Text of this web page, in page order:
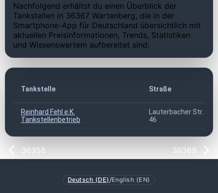
Nachfolgend erhältst du einen Überblick der
Tankstellen in 36367 Wartenberg, die in der
Smartphone-App für Deutschland übersichtlich mit
aktuellen Preisinformationen, Trends, Statistiken
und Wissenswertem aufbereitet sind:
Tankstelle Straße
Reinhard Fehl e.K.
Tankstellenbetrieb
Lauterbacher Str.
46
36358 36369
Deutsch (DE) /English (EN)